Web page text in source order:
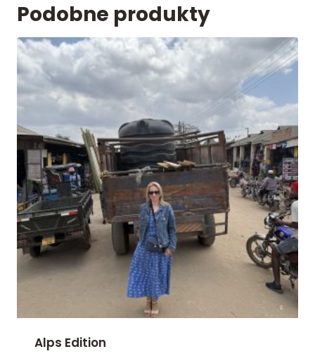
Podobne produkty
Alps Edition